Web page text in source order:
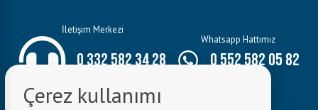
İletişim Merkezi
0 332 582 34 28
Whatsapp Hattımız
0 552 582 05 82
Çerez kullanımı